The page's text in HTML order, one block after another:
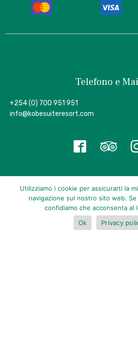
BOOK NOW
Telefono e
+254 (0) 700 951 951
info@kobesuiteresort.com
Follow
Premi
Utilizziamo i cookie per assicurarti la
navigazione sul nostro sito web.
confidiamo che acconsenta al
Ok
Privacy